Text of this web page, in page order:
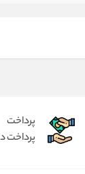
پرداخت
پرداخت